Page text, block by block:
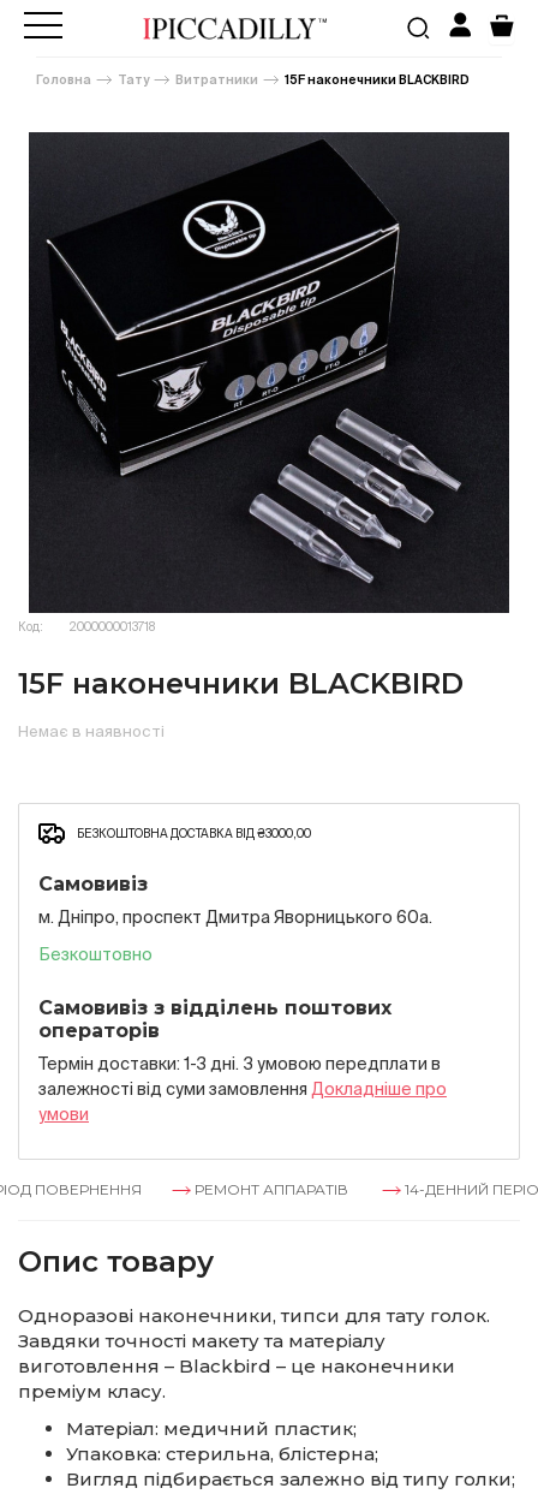
Головна Тату Витратники 15F наконечники BLACKBIRD
Код: 2000000013718
15F наконечники BLACKBIRD
Немає в наявності
БЕЗКОШТОВНА ДОСТАВКА ВІД ₴3000,00
Самовивіз
м. Дніпро, проспект Дмитра Яворницького 60а.
Безкоштовно
Самовивіз з відділень поштових
операторів
Термін доставки: 1-3 дні. З умовою передплати в
залежностi вiд суми замовлення Докладнiше про
умови
ПОВЕРНЕННЯ РЕМОНТ АППАРАТІВ 14-ДЕННИЙ
Опис товару
Одноразові наконечники, типси для тату голок.
Завдяки точності макету та матеріалу
виготовлення – Blackbird – це наконечники
преміум класу.
Матеріал: медичний пластик;
Упаковка: стерильна, блістерна;
Вигляд підбирається залежно від типу голки;